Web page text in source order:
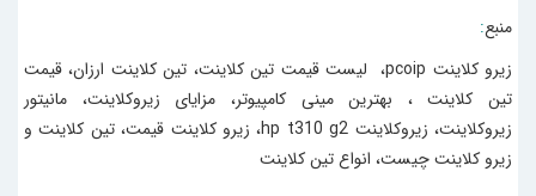
منبع:
زیرو کلاینت pcoip، لیست قیمت تین کلاینت، تین کلاینت ارزان، قیمت
تین کلاینت ، بهترین مینی کامپیوتر، مزایای زیروکلاینت، مانیتور
زیروکلاینت، زیروکلاینت hp t310 g2، زیرو کلاینت قیمت، تین کلاینت و
زیرو کلاینت چیست، انواع تین کلاینت